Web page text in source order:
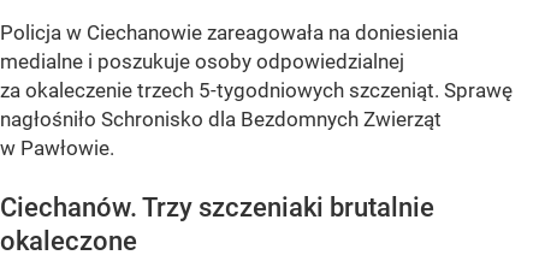
Policja w Ciechanowie zareagowała na doniesienia
medialne i poszukuje osoby odpowiedzialnej
za okaleczenie trzech 5-tygodniowych szczeniąt. Sprawę
nagłośniło Schronisko dla Bezdomnych Zwierząt
w Pawłowie.
Ciechanów. Trzy szczeniaki brutalnie
okaleczone